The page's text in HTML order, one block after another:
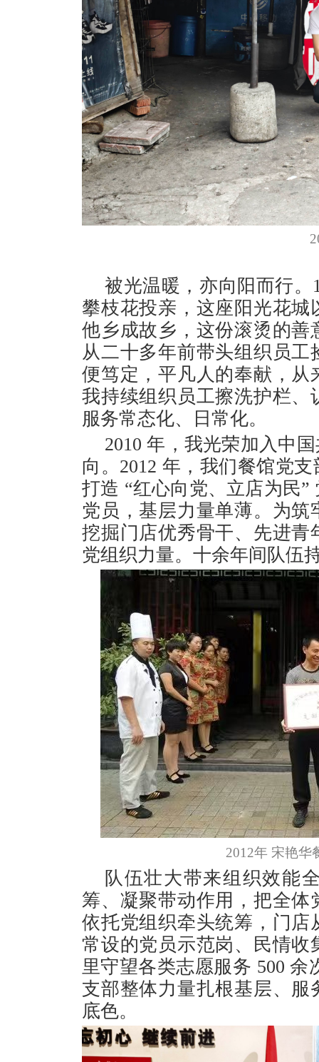
被光温暖，亦向阳而行
攀枝花投亲，这座阳光花
他乡成故乡，这份滚烫的
从二十多年前带头组织员
便笃定，平凡人的奉献，
我持续组织员工擦洗护栏
服务常态化、日常化。
2010 年，我光荣加入中
向。2012 年，我们餐馆党
打造 “红心向党、立店为民
党员，基层力量单薄。为
挖掘门店优秀骨干、先进
党组织力量。十余年间队伍
2012年 宋艳华
队伍壮大带来组织效能
筹、凝聚带动作用，把全
依托党组织牵头统筹，门
常设的党员示范岗、民情
里守望各类志愿服务 500 余
支部整体力量扎根基层、
底色。